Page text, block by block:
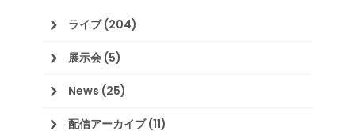
ライブ(204)
展示会 (5)
News (25)
配信アーカイブ(11)